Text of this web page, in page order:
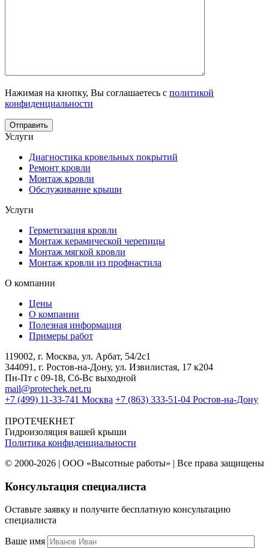
Нажимая на кнопку, Вы соглашаетесь с политикой
конфиденциальности
Отправить
Услуги
Диагностика кровельных покрытий
Ремонт кровли
Монтаж кровли
Обслуживание крыши
Услуги
Герметизация кровли
Монтаж керамической черепицы
Монтаж мягкой кровли
Монтаж кровли из профнастила
О компании
Цены
О компании
Полезная информация
Примеры работ
119002, г. Москва, ул. Арбат, 54/2с1
344091, г. Ростов-на-Дону, ул. Извилистая, 17 к204
Пн-Пт с 09-18, Сб-Вс выходной
mail@protechek.net.ru
+7 (499) 11-33-741 Москва +7 (863) 333-51-04 Ростов-на-Дону
ПРОТЕЧЕКНЕТ
Гидроизоляция вашей крыши
Политика конфиденциальности
© 2000-2026 | ООО «Высотные работы» | Все права защищены
Консультация специалиста
Оставьте заявку и получите бесплатную консультацию
специалиста
Ваше имя